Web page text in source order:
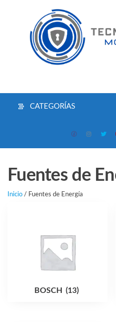
contenido
CATEGORÍAS
Fuentes de
Inicio / Fuentes de Energía
BOSCH (13)